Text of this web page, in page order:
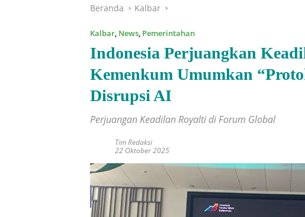
Beranda Kalbar
Kalbar, News, Pemerintahan
Indonesia Perjuangkan
Kemenkum Umumkan
Disrupsi AI
Perjuangan Keadilan Royalti di Forum Global
Tim Redaksi
22 Oktober 2025